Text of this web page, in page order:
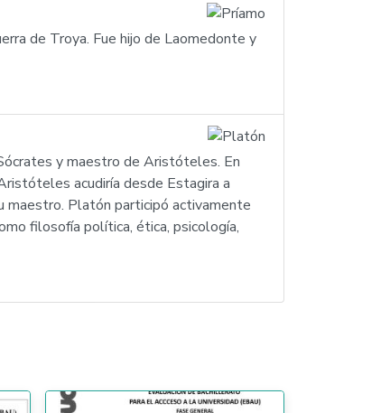
de Troya. Fue hijo de Laomedonte y
y maestro de Aristóteles. En
acudiría desde Estagira a
maestro. Platón participó activamente
filosofía política, ética, psicología,